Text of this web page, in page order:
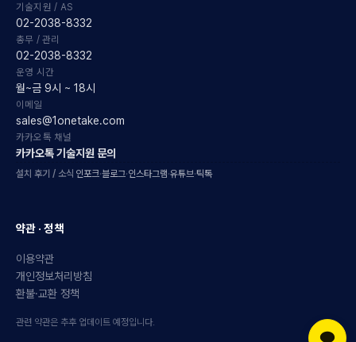
기술지원 / AS
02-2038-8332
총무 / 관리
02-2038-8332
운영 시간
월~금 9시 ~ 18시
이메일
sales@1onetake.com
카카오톡 채널
카카오톡 기술지원 문의
설치 후기 / 소식 인포크·블로그·인스타그램·유튜브·틱톡
약관 · 정책
이용약관
개인정보처리방침
환불·교환 정책
관련 약관은 추후 업데이트 예정입니다.